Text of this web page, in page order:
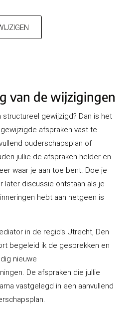
van de wijzigingen
structureel gewijzigd? Dan is het
afspraken vast te
ouderschapsplan of
jullie de afspraken helder en
waar je aan toe bent. Doe je
later discussie ontstaan als je
hebt aan hetgeen is
in de regio’s Utrecht, Den
begeleid ik de gesprekken en
nieuwe
De afspraken die jullie
vastgelegd in een aanvullend